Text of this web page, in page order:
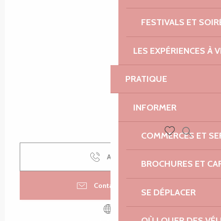
FESTIVALS ET
LES EXPÉRIENCES À
PRATIQUE
INFORMER
COMMERCES ET
BROCHURES ET
SE DÉPLACER
Appeler
Contactez-nous